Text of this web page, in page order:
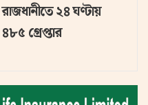
রাজধানীতে ২৪ ঘণ্টায়
৪৮৫ গ্রেপ্তার